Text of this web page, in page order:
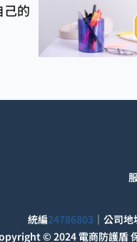
己的
統編24786803 ｜公司
© 2024 電商防護盾